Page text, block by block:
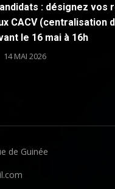
: désignez vos
CACV (centralisation
le 16 mai à 16h
14 MAI 2026
de Guinée